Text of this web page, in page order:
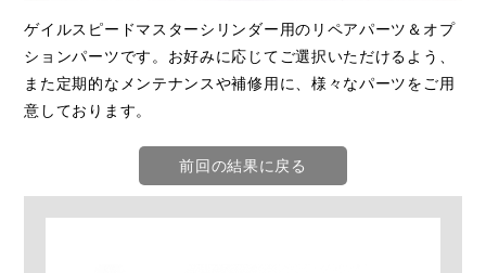
ゲイルスピードマスターシリンダー用のリペアパーツ＆オプ
ションパーツです。お好みに応じてご選択いただけるよう、
また定期的なメンテナンスや補修用に、様々なパーツをご用
意しております。
前回の結果に戻る